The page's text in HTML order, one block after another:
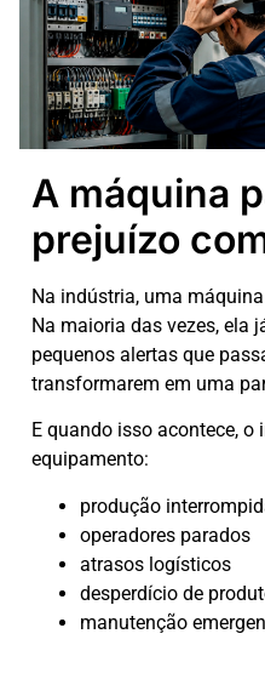
A máquina
prejuízo
Na indústria, uma
Na maioria das vezes, ela
pequenos alertas que
transformarem em uma
E quando isso acontece,
equipamento:
produção
operadores parados
atrasos logísticos
desperdício de
manutenção